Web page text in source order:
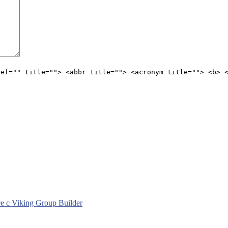
title=""> <abbr title=""> <acronym title=""> <b>
с Viking Group Builder